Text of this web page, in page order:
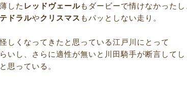
した レッドヴェールもダービーで情けなかったし
ドラルやクリスマス もパッとしない走り。
しくなってきたと思っている江戸川にとって
いし、さらに適性が無いと川田騎手が断言して
思っている。